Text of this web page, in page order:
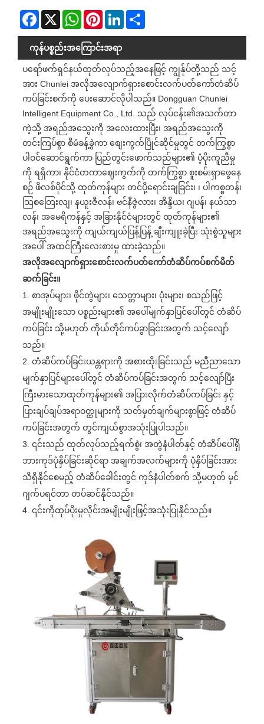
Facebook
X WhatsAppPinterestLinkedIn
ကုန်ပစ္စည်းအကြောင်းအရာ
ပရော်ဖက်ရှင်နယ်ထုတ်လုပ်သည့်အနေဖြင့် ကျွန်ုပ်တို့သည် သင့်
အား Chunlei အလိုအလျောက်ရှားစောင်းလက်ပတ်ကော်တံဆိပ်
ကပ်ခြင်းစက်ကို ပေးဆောင်လိုပါသည်။ Dongguan Chunlei
Intelligent Equipment Co., Ltd. သည် လုပ်ငန်း၏အသက်တာ
ကဲ့သို့ အရည်အသွေးကို အလေးထားပြီး၊ အရည်အသွေးကို
တင်းကြပ်စွာ စီမံခန့်ခွဲကာ စျေးကွက်ပြိုင်ဆိုင်မှုတွင် တက်ကြွစွာ
ပါဝင်ဆောင်ရွက်ကာ ပြည်တွင်းဖောက်သည်များ၏ ပံ့ပိုးကူညီမှု
ကို ရရှိကာ၊ နိုင်ငံတကာဈေးကွက်ကို တက်ကြွစွာ စူးစမ်းရှာဖွေနေ
စဉ် ဖိလစ်ပိုင်သို့ ထုတ်ကုန်များ တင်ပို့ရောင်းချခြင်း၊ ၊ ပါကစ္စတန်၊
သြစတြေးလျ၊ နယူးဇီလန်၊ ဗင်နီဇွဲလား၊ အိန္ဒိယ၊ ဂျပန်၊ နယ်သာ
လန်၊ အမေရိကန်နှင့် အခြားနိုင်ငံများတွင် ထုတ်ကုန်များ၏
အရည်အသွေးကို ကျယ်ကျယ်ပြန့်ပြန့် ချီးကျူးခဲ့ပြီး သုံးစွဲသူများ
အပေါ် အထင်ကြီးလေးစားမှု ထားခဲ့သည်။
အလိုအလျောက်ရှားစောင်းလက်ပတ်ကော်တံဆိပ်ကပ်စက်မိတ်
ဆက်ခြင်း။
1. စာအုပ်များ၊ ဖိုင်တွဲများ၊ သေတ္တာများ၊ ပုံးများ၊ စသည်ဖြင့်
အမျိုးမျိုးသော ပစ္စည်းများ၏ အပေါ်မျက်နှာပြင်ပေါ်တွင် တံဆိပ်
ကပ်ခြင်း သို့မဟုတ် ကိုယ်တိုင်ကပ်ခွာခြင်းအတွက် သင့်လျော်
သည်။
2. တံဆိပ်ကပ်ခြင်းယန္တရားကို အစားထိုးခြင်းသည် မညီညာသော
မျက်နှာပြင်များပေါ်တွင် တံဆိပ်ကပ်ခြင်းအတွက် သင့်လျော်ပြီး
ကြီးမားသောထုတ်ကုန်များ၏ အပြားလိုက်တံဆိပ်ကပ်ခြင်း နှင့်
ပြားချပ်ချပ်အရာဝတ္ထုများကို သတ်မှတ်ချက်များစွာဖြင့် တံဆိပ်
ကပ်ခြင်းအတွက် တွင်ကျယ်စွာအသုံးပြုပါသည်။
3. ၎င်းသည် ထုတ်လုပ်သည့်ရက်စွဲ၊ အတွဲနံပါတ်နှင့် တံဆိပ်ပေါ်ရှိ
ဘားကုဒ်ပုံနှိပ်ခြင်းဆိုင်ရာ အချက်အလက်များကို ပုံနှိပ်ခြင်းအား
သိရှိနိုင်စေမည့် တံဆိပ်ခေါင်းတွင် ကုဒ်နံပါတ်စက် သို့မဟုတ် မှင်
ဂျက်ပရင်တာ တပ်ဆင်နိုင်သည်။
4. ၎င်းကိုထုပ်ပိုးမှုလိုင်းအမျိုးမျိုးဖြင့်အသုံးပြုနိုင်သည်။